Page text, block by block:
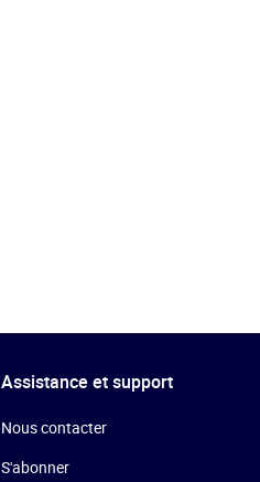
Assistance et support
Nous contacter
S'abonner